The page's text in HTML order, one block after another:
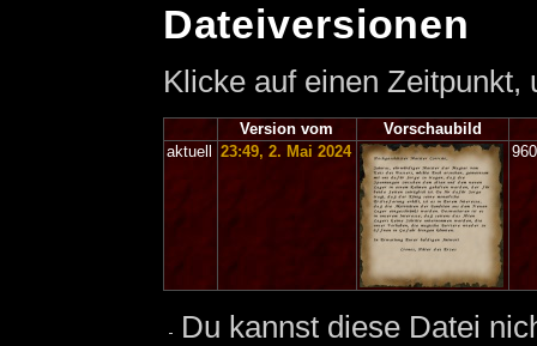
Dateiversionen
Klicke auf einen
Version vom
Vorschaubild
aktuell
23:49, 2. Mai 2024
Du kannst diese Datei